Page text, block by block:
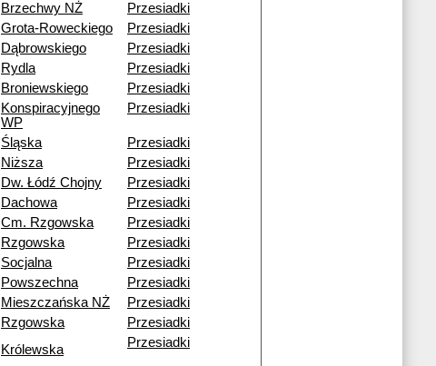
Brzechwy NŻ
Przesiadki
Grota-Roweckiego
Przesiadki
Dąbrowskiego
Przesiadki
Rydla
Przesiadki
Broniewskiego
Przesiadki
Konspiracyjnego
WP
Przesiadki
Śląska
Przesiadki
Niższa
Przesiadki
Dw. Łódź Chojny
Przesiadki
Dachowa
Przesiadki
Cm. Rzgowska
Przesiadki
Rzgowska
Przesiadki
Socjalna
Przesiadki
Powszechna
Przesiadki
Mieszczańska NŻ
Przesiadki
Rzgowska
Przesiadki
Królewska Przesiadki